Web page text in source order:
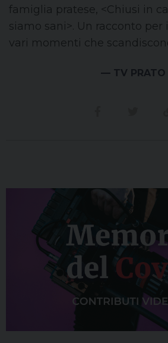
famiglia pratese, <Chiusi in
siamo sani>. Un racconto
vari momenti che
— TV PRATO